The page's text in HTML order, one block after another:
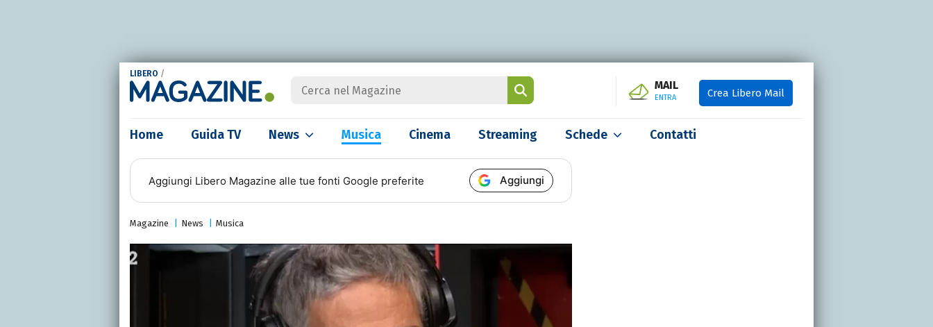
LIBERO /
MAIL
ENTRA Crea Libero Mail
Home Guida TV News Musica Cinema Streaming Schede Contatti
Aggiungi Libero Magazine alle tue fonti Google preferite Aggiungi
Magazine News Musica